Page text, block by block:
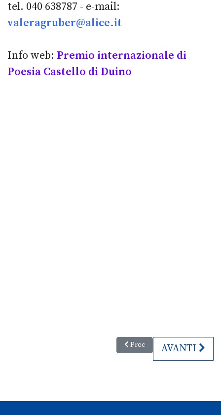
tel. 040 638787 - e-mail:
valeragruber@alice.it
Info web: Premio internazionale di
Poesia Castello di Duino
Articolo precedente: Talenti
Prec ARTICOLO
AVANTI